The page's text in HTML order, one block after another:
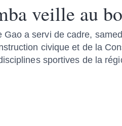
veille au
a servi de cadre,
civique et de la
sportives de la